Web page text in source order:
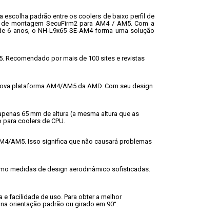
escolha padrão entre os coolers de baixo perfil de
montagem SecuFirm2 para AM4 / AM5. Com a
6 anos, o NH-L9x65 SE-AM4 forma uma solução
Recomendado por mais de 100 sites e revistas
plataforma AM4/AM5 da AMD. Com seu design
65 mm de altura (a mesma altura que as
coolers de CPU.
AM5. Isso significa que não causará problemas
medidas de design aerodinâmico sofisticadas.
e facilidade de uso. Para obter a melhor
orientação padrão ou girado em 90°.